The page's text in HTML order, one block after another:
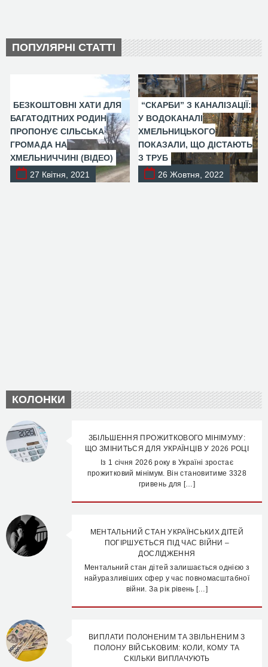
ПОПУЛЯРНІ СТАТТІ
БЕЗКОШТОВНІ ХАТИ ДЛЯ
БАГАТОДІТНИХ РОДИН
ПРОПОНУЄ СІЛЬСЬКА
ГРОМАДА НА
ХМЕЛЬНИЧЧИНІ (ВІДЕО)
27 Квітня, 2021
“СКАРБИ” З КАНАЛІЗАЦІЇ:
У ВОДОКАНАЛІ
ХМЕЛЬНИЦЬКОГО
ПОКАЗАЛИ, ЩО ДІСТАЮТЬ
З ТРУБ
26 Жовтня, 2022
КОЛОНКИ
ЗБІЛЬШЕННЯ ПРОЖИТКОВОГО МІНІМУМУ:
ЩО ЗМІНИТЬСЯ ДЛЯ УКРАЇНЦІВ У 2026 РОЦІ
Із 1 січня 2026 року в Україні зростає
прожитковий мінімум. Він становитиме 3328
гривень для […]
МЕНТАЛЬНИЙ СТАН УКРАЇНСЬКИХ ДІТЕЙ
ПОГІРШУЄТЬСЯ ПІД ЧАС ВІЙНИ –
ДОСЛІДЖЕННЯ
Ментальний стан дітей залишається однією з
найуразливіших сфер у час повномасштабної
війни. За рік рівень […]
ВИПЛАТИ ПОЛОНЕНИМ ТА ЗВІЛЬНЕНИМ З
ПОЛОНУ ВІЙСЬКОВИМ: КОЛИ, КОМУ ТА
СКІЛЬКИ ВИПЛАЧУЮТЬ